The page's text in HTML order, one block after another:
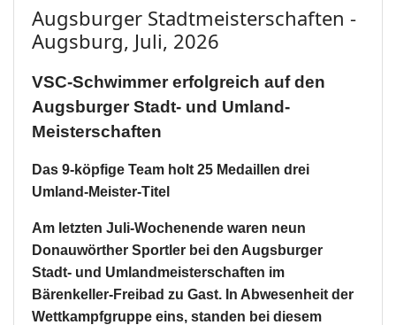
Augsburger Stadtmeisterschaften -
Augsburg, Juli, 2026
VSC-Schwimmer erfolgreich auf den
Augsburger Stadt- und Umland-
Meisterschaften
Das 9-köpfige Team holt 25 Medaillen drei
Umland-Meister-Titel
Am letzten Juli-Wochenende waren neun
Donauwörther Sportler bei den Augsburger
Stadt- und Umlandmeisterschaften im
Bärenkeller-Freibad zu Gast. In Abwesenheit der
Wettkampfgruppe eins, standen bei diesem